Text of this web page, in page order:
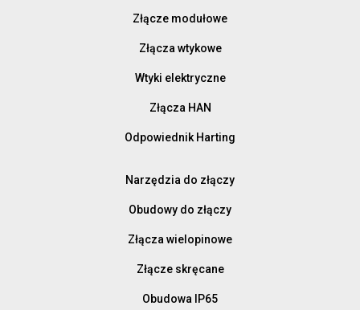
Złącze modułowe
Złącza wtykowe
Wtyki elektryczne
Złącza HAN
Odpowiednik Harting
Narzędzia do złączy
Obudowy do złączy
Złącza wielopinowe
Złącze skręcane
Obudowa IP65